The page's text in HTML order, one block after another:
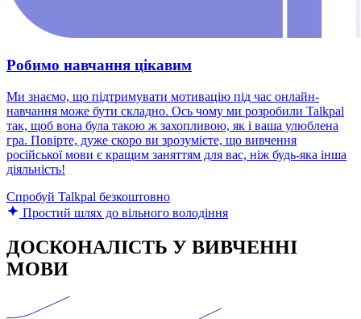
Робимо навчання цікавим
Ми знаємо, що підтримувати мотивацію під час онлайн-
навчання може бути складно. Ось чому ми розробили Talkpal
так, щоб вона була такою ж захопливою, як і ваша улюблена
гра. Повірте, дуже скоро ви зрозумієте, що вивчення
російської мови є кращим заняттям для вас, ніж будь-яка інша
діяльність!
Спробуй Talkpal безкоштовно
Простий шлях до вільного володіння
ДОСКОНАЛІСТЬ У ВИВЧЕННІ
МОВИ